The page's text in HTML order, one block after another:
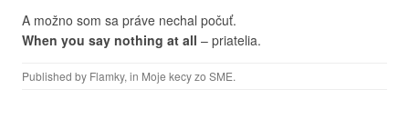
A možno som sa práve nechal počuť.
When you say nothing at all – priatelia.
Published by Flamky, in Moje kecy zo SME.